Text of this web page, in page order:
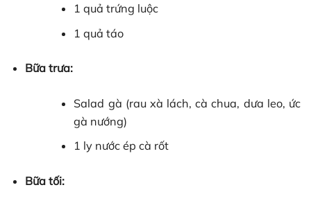
1 quả trứng luộc
1 quả táo
Bữa trưa:
Salad gà (rau xà lách, cà chua, dưa leo, ức
gà nướng)
1 ly nước ép cà rốt
Bữa tối: